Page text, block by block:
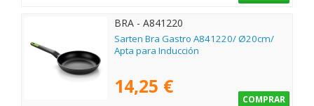
BRA - A841220
Sarten Bra Gastro A841220/ Ø20cm/
Apta para Inducción
14,25 €
COMPRAR